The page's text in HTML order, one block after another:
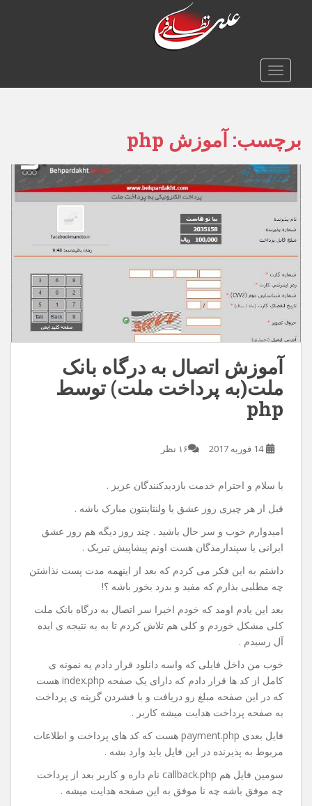
o
TOGGLE NAVIGATION
برچسب:آموزش php
آموزش اتصال به درگاه بانک
ملت(به پرداخت ملت) توسط
php
14 فوریه 2017 ۱۶ نظر
با سلام و احترام خدمت بازدیدکنندگان عزیز .
قبل از هر چیزی روز عشق یا ولنتاینتون مبارک باشه .
امیدوارم خوب و سر حال باشید . چند روز دیگه هم روز عشق
ایرانی یا سپندارمذگان هست اونم پیشاپیش تبریک .
داشتم به این فکر می کردم که بعد از اینهمه مدت پست نذاشتن
چه مطلبی بذارم که مفید و بدرد بخور باشه ؟!
بعد این یادم اومد که خودم اخیرا سر اتصال به درگاه بانک ملت
کلی مشکل خوردم و کلی هم تلاش کردم تا به یه نتیجه ی ایده
آل رسیدم .
خوب من داخل فایلی که واسه دانلود قرار دادم یه نمونه ی
کامل از کد ها قرار دادم که دارای یک صفحه index.php هست
که در این صفحه مبلغ رو دریافت و با فشردن گزینه ی پرداخت
به صفحه پرداخت هدایت میشه کاربر .
فایل بعدی payment.php هست که کد های پرداخت و اطلاعات
مربوط به پذیرنده در این فایل باید وارد بشه .
سومین فایل هم callback.php نام داره و کاربر بعد از پرداخت
چه موفق باشه چه نا موفق به این صفحه هدایت میشه .